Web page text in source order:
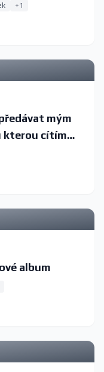
+1
mým
kterou cítím
album